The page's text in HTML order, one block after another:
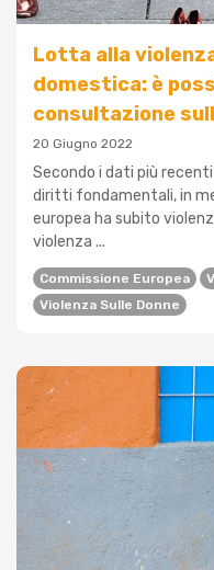
Lotta alla
domestica: è
consultazione
20 Giugno 2022
Secondo i dati più
diritti fondamentali, in
europea ha subito
violenza ...
Commissione Europea
Violenza Sulle Donne